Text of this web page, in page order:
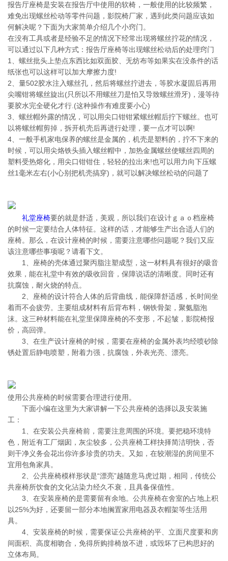
报告厅座椅是安装在报告厅中使用的软椅，一般使用的比较频繁，
难免出现螺丝松动等零件问题，影院椅厂家，遇到此类问题应该如
何解决呢？下面为大家简单介绍几个小窍门。
在没有工具或者是经验不足的情况下经常出现将螺丝拧花的情况，
可以通过以下几种方式：报告厅座椅等出现螺丝松动后的处理窍门
1、螺丝批头上垫点东西比如双面胶、无纺布等如果实在没条件的话
纸张也可以这样可以加大摩擦力度!
2、量502胶水注入螺丝孔，然后将螺丝拧进去，等胶水凝固后再用
尖嘴钳将螺丝旋出(只所以不用螺丝刀是怕又导致螺丝滑牙)，漫等待
要胶水完全硬化才行.(这种操作有难度要小心)
3、螺丝帽外露的情况，可以用尖口钳钳紧螺丝帽后拧下螺丝。也可
以将螺丝帽剪掉，拆开机壳后再进行处理，要一点才可以啊!
4、一般手机家电保养的螺丝是金属的，机壳是塑料的，拧不下来的
时候，可以用尖烙铁头插入螺丝帽中，加热金属螺丝使螺丝四周的
塑料受热熔化，用尖口钳钳住，轻轻的拉出来!也可以用力向下压螺
丝1毫米左右(小心别把机壳搞穿)，就可以解决螺丝松动的问题了
礼堂座椅要的就是舒适，美观，所以我们在设计ｇａｏ档座椅
的时候一定要结合人体特征。这样的话，才能够生产出合适人们的
座椅。那么，在设计座椅的时候，需要注意哪些问题呢？我们又应
该注意哪些事项呢？请看下文。
1、座椅的壳体通过聚丙脂注塑成型，这一材料具有很好的吸音
效果，能在礼堂中有效的吸收回音，保障说话的清晰度。同时还有
抗腐蚀，耐火烧的特点。
2、座椅的设计符合人体的后背曲线，能保障舒适感，长时间坐
着而不会疲劳。主要组成材料有后背布料，钢铁骨架，聚氨脂泡
沫。这三种材料能在礼堂里保障座椅的不变形，不起皱，影院椅报
价，高回弹。
3、在生产设计座椅的时候，需要在座椅的金属外表均经喷砂除
锈处置后静电喷塑，附着力强，抗腐蚀，外表光亮、漂亮。
使用公共座椅的时候需要合理进行使用。
下面小编在这里为大家讲解一下公共座椅的选择以及安装施
工：
1、在安装公共座椅前，需要注意周围的环境。要把稳环境特
色，附近有工厂烟囱，灰尘较多，公共座椅工样抉择简洁明快，否
则干净义务会花出你许多珍贵的功夫。又如，在较潮湿的房间里不
宜用包角家具。
2、公共座椅模样形状是“漂亮”越随意马虎过期，相同，传统公
共座椅所饮食的文化沾染力经久不衰，且具备保值性。
3、在安装座椅的是需要留有余地。公共座椅在舍室的占地上积
以25%为好，还要留一部分本地搁置家用电器及衣帽架等生活用
具。
4、安装座椅的时候，需要保证公共座椅的平、立面尺度要和房
间面积、高度相吻合，免得所购排椅放不进，或毁坏了已构思好的
立体布局。